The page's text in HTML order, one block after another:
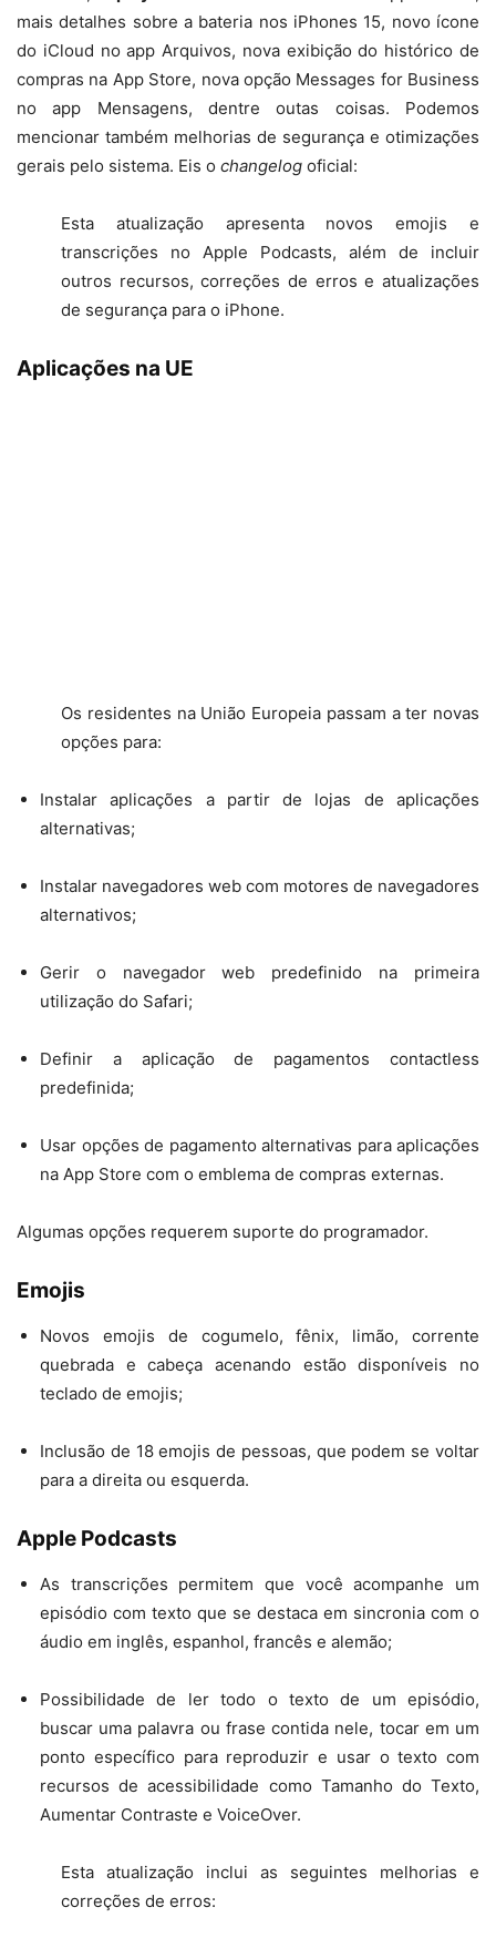
mais detalhes sobre a bateria nos iPhones 15, novo ícone
do iCloud no app Arquivos, nova exibição do histórico de
compras na App Store, nova opção Messages for Business
no app Mensagens, dentre outas coisas. Podemos
mencionar também melhorias de segurança e otimizações
gerais pelo sistema. Eis o changelog oficial:
Esta atualização apresenta novos emojis e
transcrições no Apple Podcasts, além de incluir
outros recursos, correções de erros e atualizações
de segurança para o iPhone.
Aplicações na UE
Os residentes na União Europeia passam a ter novas
opções para:
Instalar aplicações a partir de lojas de aplicações
alternativas;
Instalar navegadores web com motores de navegadores
alternativos;
Gerir o navegador web predefinido na primeira
utilização do Safari;
Definir a aplicação de pagamentos contactless
predefinida;
Usar opções de pagamento alternativas para aplicações
na App Store com o emblema de compras externas.
Algumas opções requerem suporte do programador.
Emojis
Novos emojis de cogumelo, fênix, limão, corrente
quebrada e cabeça acenando estão disponíveis no
teclado de emojis;
Inclusão de 18 emojis de pessoas, que podem se voltar
para a direita ou esquerda.
Apple Podcasts
As transcrições permitem que você acompanhe um
episódio com texto que se destaca em sincronia com o
áudio em inglês, espanhol, francês e alemão;
Possibilidade de ler todo o texto de um episódio,
buscar uma palavra ou frase contida nele, tocar em um
ponto específico para reproduzir e usar o texto com
recursos de acessibilidade como Tamanho do Texto,
Aumentar Contraste e VoiceOver.
Esta atualização inclui as seguintes melhorias e
correções de erros: